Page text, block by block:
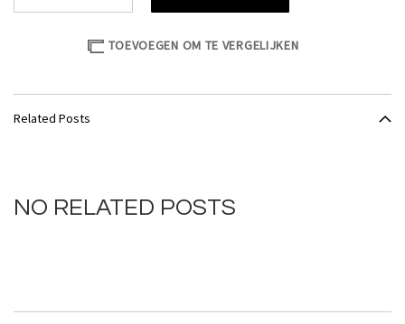
TOEVOEGEN OM TE VERGELIJKEN
Related Posts
NO RELATED POSTS